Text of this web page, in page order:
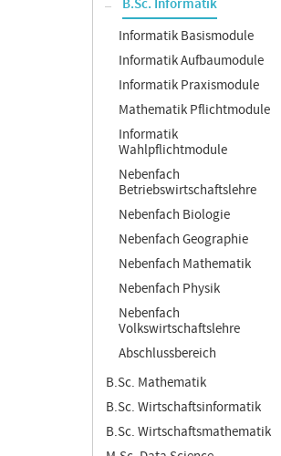
B.Sc. Informatik
Informatik Basismodule
Informatik Aufbaumodule
Informatik Praxismodule
Mathematik Pflichtmodule
Informatik
Wahlpflichtmodule
Nebenfach
Betriebswirtschaftslehre
Nebenfach Biologie
Nebenfach Geographie
Nebenfach Mathematik
Nebenfach Physik
Nebenfach
Volkswirtschaftslehre
Abschlussbereich
B.Sc. Mathematik
B.Sc. Wirtschaftsinformatik
B.Sc. Wirtschaftsmathematik